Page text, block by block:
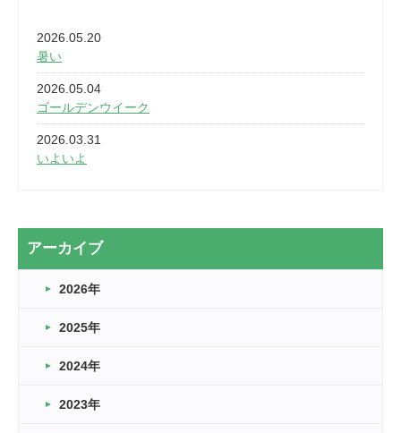
2026.05.20
暑い
2026.05.04
ゴールデンウイーク
2026.03.31
いよいよ
2026.03.20
なぎなた
2026.03.16
車いすバスケとRくんのお話
卒業・卒園の季節★
アーカイブ
2026年
2025年
2024年
2023年